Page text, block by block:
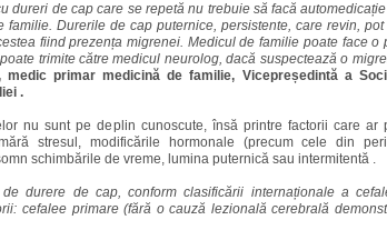
dureri de cap care se repetă nu trebuie să facă
familie. Durerile de cap puternice, persistente, care revin, pot
fiind prezența migrenei. Medicul de familie poate face o
trimite către medicul neurolog, dacă suspectează o
medic primar medicină de familie, Vicepreședintă a
.
nu sunt pe deplin cunoscute, însă printre factorii care ar
stresul, modificările hormonale (precum cele din
schimbările de vreme, lumina puternică sau intermitentă .
durere de cap, conform clasificării internaționale a
cefalee primare (fără o cauză lezională cerebrală